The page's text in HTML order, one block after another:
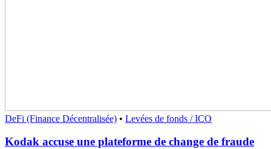
DeFi (Finance Décentralisée) • Levées de fonds / ICO
Kodak accuse une plateforme de change de fraude